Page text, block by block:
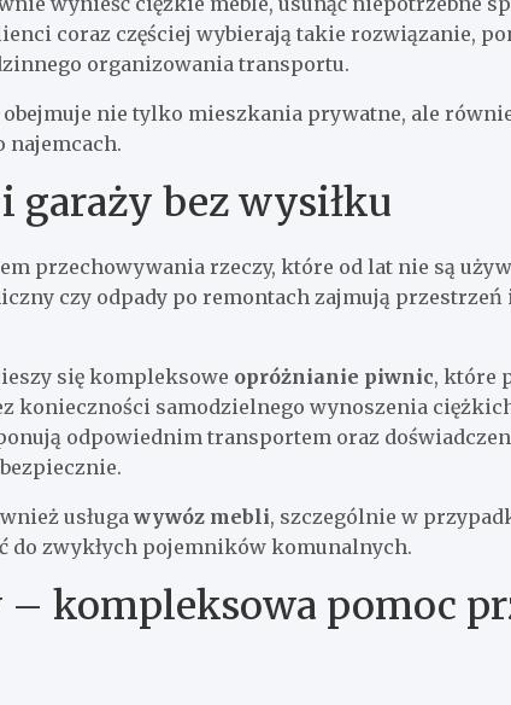
coraz częściej wybierają takie rozwiązanie,
organizowania transportu.
nie tylko mieszkania prywatne, ale
najemcach.
bez wysiłku
przechowywania rzeczy, które od lat nie są
czy odpady po remontach zajmują
się kompleksowe opróżnianie piwnic, które
konieczności samodzielnego wynoszenia
odpowiednim transportem oraz
usługawywóz mebli, szczególnie w
do zwykłych pojemników komunalnych.
kompleksowa pomoc